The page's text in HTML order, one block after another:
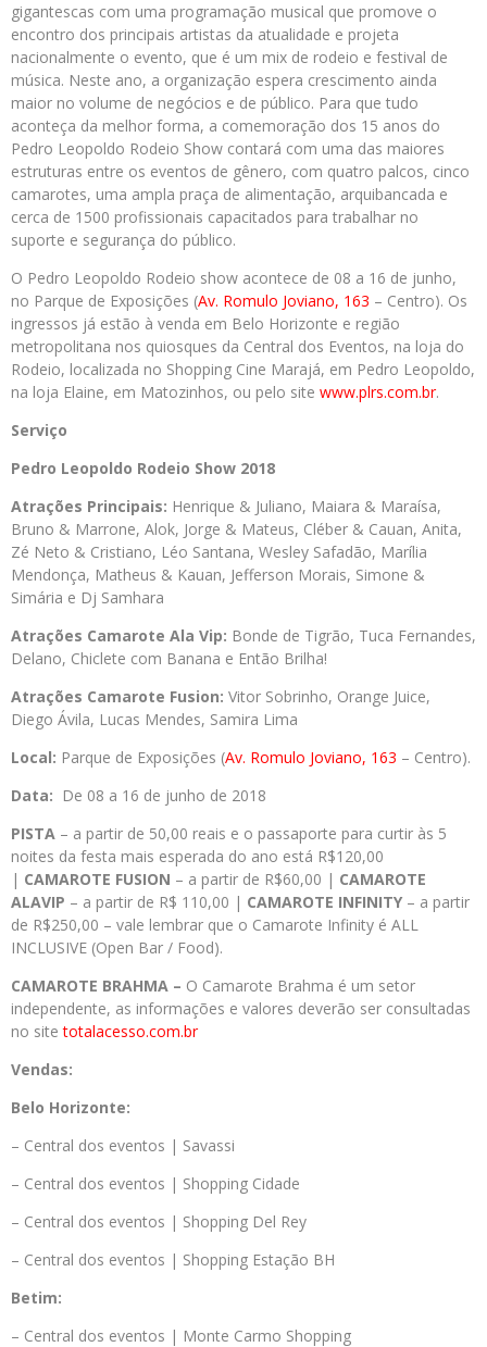
gigantescas com uma programação musical que promove o
encontro dos principais artistas da atualidade e projeta
nacionalmente o evento, que é um mix de rodeio e festival de
música. Neste ano, a organização espera crescimento ainda
maior no volume de negócios e de público. Para que tudo
aconteça da melhor forma, a comemoração dos 15 anos do
Pedro Leopoldo Rodeio Show contará com uma das maiores
estruturas entre os eventos de gênero, com quatro palcos, cinco
camarotes, uma ampla praça de alimentação, arquibancada e
cerca de 1500 profissionais capacitados para trabalhar no
suporte e segurança do público.
O Pedro Leopoldo Rodeio show acontece de 08 a 16 de junho,
no Parque de Exposições (Av. Romulo Joviano, 163 – Centro). Os
ingressos já estão à venda em Belo Horizonte e região
metropolitana nos quiosques da Central dos Eventos, na loja do
Rodeio, localizada no Shopping Cine Marajá, em Pedro Leopoldo,
na loja Elaine, em Matozinhos, ou pelo site www.plrs.com.br.
Serviço
Pedro Leopoldo Rodeio Show 2018
Atrações Principais: Henrique & Juliano, Maiara & Maraísa,
Bruno & Marrone, Alok, Jorge & Mateus, Cléber & Cauan, Anita,
Zé Neto & Cristiano, Léo Santana, Wesley Safadão, Marília
Mendonça, Matheus & Kauan, Jefferson Morais, Simone &
Simária e Dj Samhara
Atrações Camarote Ala Vip: Bonde de Tigrão, Tuca Fernandes,
Delano, Chiclete com Banana e Então Brilha!
Atrações Camarote Fusion: Vitor Sobrinho, Orange Juice,
Diego Ávila, Lucas Mendes, Samira Lima
Local: Parque de Exposições (Av. Romulo Joviano, 163 – Centro).
Data: De 08 a 16 de junho de 2018
PISTA – a partir de 50,00 reais e o passaporte para curtir às 5
noites da festa mais esperada do ano está R$120,00
| CAMAROTE FUSION – a partir de R$60,00 | CAMAROTE
ALAVIP – a partir de R$ 110,00 | CAMAROTE INFINITY – a partir
de R$250,00 – vale lembrar que o Camarote Infinity é ALL
INCLUSIVE (Open Bar / Food).
CAMAROTE BRAHMA – O Camarote Brahma é um setor
independente, as informações e valores deverão ser consultadas
no sitetotalacesso.com.br
Vendas:
Belo Horizonte:
– Central dos eventos | Savassi
– Central dos eventos | Shopping Cidade
– Central dos eventos | Shopping Del Rey
– Central dos eventos | Shopping Estação BH
Betim:
– Central dos eventos | Monte Carmo Shopping